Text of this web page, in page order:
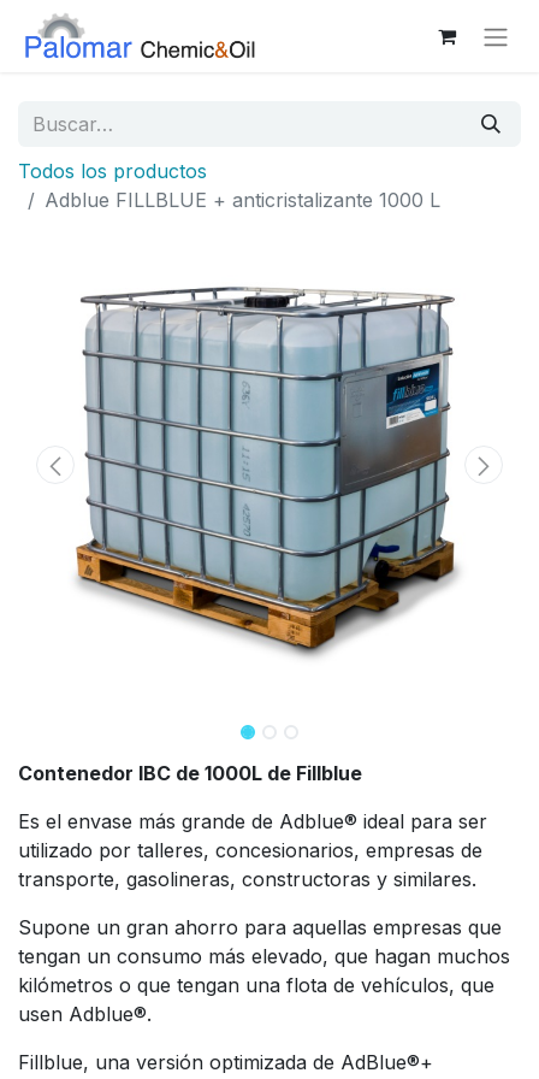
Todos los productos
Adblue FILLBLUE + anticristalizante 1000 L
Contenedor IBC de 1000L de Fillblue
Es el envase más grande de Adblue® ideal para ser
utilizado por talleres, concesionarios, empresas de
transporte, gasolineras, constructoras y similares.
Supone un gran ahorro para aquellas empresas que
tengan un consumo más elevado, que hagan muchos
kilómetros o que tengan una flota de vehículos, que
usen Adblue®.
Fillblue, una versión optimizada de AdBlue®+